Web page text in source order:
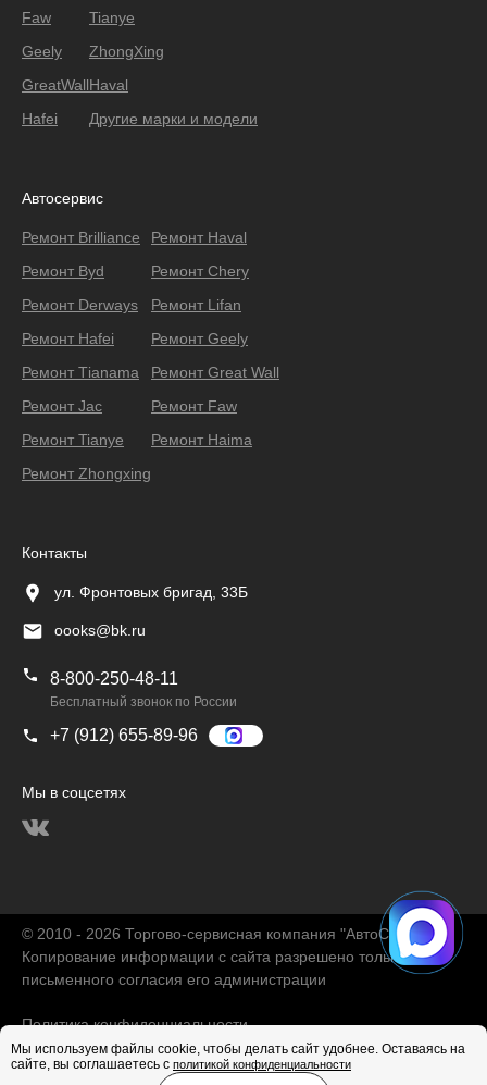
Faw
Geely
GreatWall
Hafei
Tianye
ZhongXing
Haval
Другие марки и модели
Автосервис
Ремонт Brilliance
Ремонт Byd
Ремонт Derways
Ремонт Hafei
Ремонт Тianama
Ремонт Jac
Ремонт Tianye
Ремонт Zhongxing
Ремонт Haval
Ремонт Chery
Ремонт Lifan
Ремонт Geely
Ремонт Great Wall
Ремонт Faw
Ремонт Haima
Контакты
ул. Фронтовых бригад, 33Б
oooks@bk.ru
8-800-250-48-11
Бесплатный звонок по России
+7 (912) 655-89-96
Мы в соцсетях
© 2010 - 2026 Торгово-сервисная компания "АвтоChina"
Копирование информации с сайта разрешено только с
письменного согласия его администрации
Политика конфиденциальности
Мы используем файлы cookie, чтобы делать сайт удобнее. Оставаясь на
сайте, вы соглашаетесь с политикой конфиденциальности